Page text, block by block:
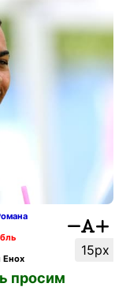
15px
Енох
просим